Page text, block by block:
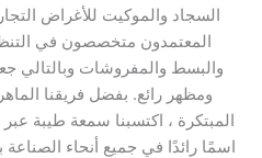
السجاد والموكيت للأغراض
المعتمدون متخصصون في
والبسط والمفروشات وبالتالي
ومظهر رائع. بفضل فريقنا
المبتكرة ، اكتسبنا سمعة طيبة
اسمًا رائدًا في جميع أنحاء